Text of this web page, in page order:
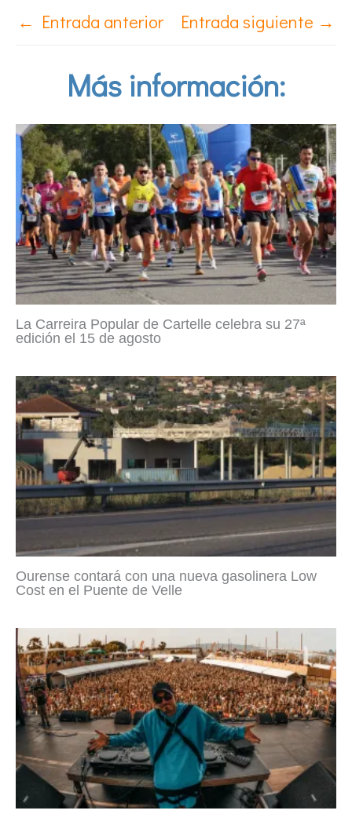
← Entrada anterior Entrada siguiente →
Más información:
La Carreira Popular de Cartelle celebra su 27ª
edición el 15 de agosto
Ourense contará con una nueva gasolinera Low
Cost en el Puente de Velle